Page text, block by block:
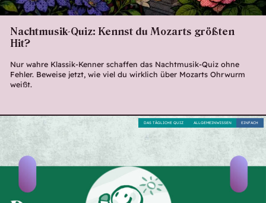
Nachtmusik-Quiz: Kennst du Mozarts größten
Hit?
Nur wahre Klassik-Kenner schaffen das Nachtmusik-Quiz ohne
Fehler. Beweise jetzt, wie viel du wirklich über Mozarts Ohrwurm
weißt.
EINFACH
ALLGEMEINWISSEN
DAS TÄGLICHE QUIZ